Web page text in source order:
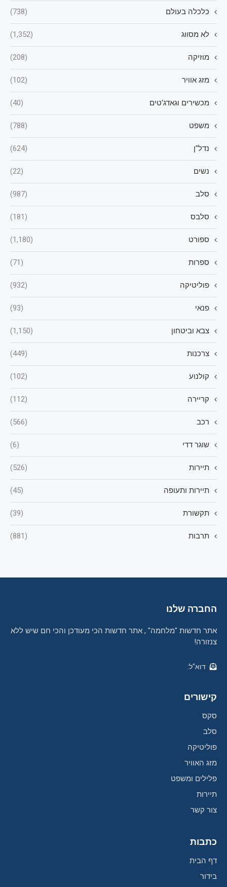
כלכלה בעולם (738)
לא מסווג (1,352)
מוזיקה (208)
מזג אוויר (102)
מכשירים וגאדג'טים (40)
משפט (788)
נדל"ן (624)
נשים (22)
סלב (987)
סלבס (181)
ספורט (1,180)
ספרות (71)
פוליטיקה (932)
פנאי (93)
צבא וביטחון (1,150)
צרכנות (449)
קולנוע (102)
קריירה (112)
רכב (566)
שוגר דדי (6)
תיירות (526)
תיירות ותעופה (45)
תקשורת (39)
תרבות (881)
החברה שלנו
אתר חדשות "מלחמה" , אתר חדשות הכי מעודכן והכי חם שיש ללא
צנזורה!
דוא"ל:
קישורים
סקס
סלב
פוליטיקה
מזג האוויר
פלילים ומשפט
תיירות
צור קשר
כתבות
דף הבית
בידור